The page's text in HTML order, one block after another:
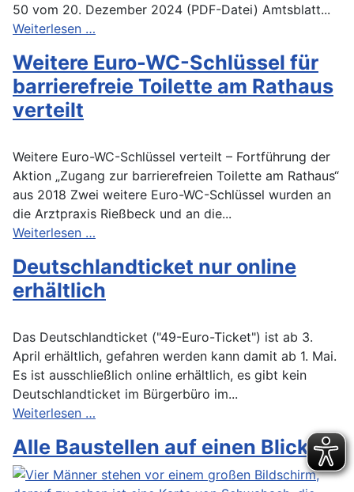
50 vom 20. Dezember 2024 (PDF-Datei) Amtsblatt...
Weiterlesen …
Weitere Euro-WC-Schlüssel für
barrierefreie Toilette am Rathaus
verteilt
Weitere Euro-WC-Schlüssel verteilt – Fortführung der
Aktion „Zugang zur barrierefreien Toilette am Rathaus“
aus 2018 Zwei weitere Euro-WC-Schlüssel wurden an
die Arztpraxis Rießbeck und an die...
Weiterlesen …
Deutschlandticket nur online
erhältlich
Das Deutschlandticket ("49-Euro-Ticket") ist ab 3.
April erhältlich, gefahren werden kann damit ab 1. Mai.
Es ist ausschließlich online erhältlich, es gibt kein
Deutschlandticket im Bürgerbüro im...
Weiterlesen …
Alle Baustellen auf einen Blick